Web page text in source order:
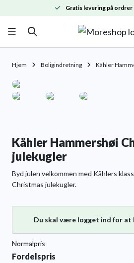
Gratis levering på ordrer
Hjem Boligindretning Kähler
Kähler Hammershøi
julekugler
Byd julen velkommen med Kählers
Christmas julekugler.
Du skal være logget ind for at
Normalpris
Fordelspris